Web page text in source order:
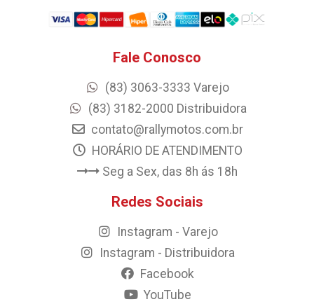
Fale Conosco
(83) 3063-3333 Varejo
(83) 3182-2000 Distribuidora
contato@rallymotos.com.br
HORÁRIO DE ATENDIMENTO
Seg a Sex, das 8h ás 18h
Redes Sociais
Instagram - Varejo
Instagram - Distribuidora
Facebook
YouTube